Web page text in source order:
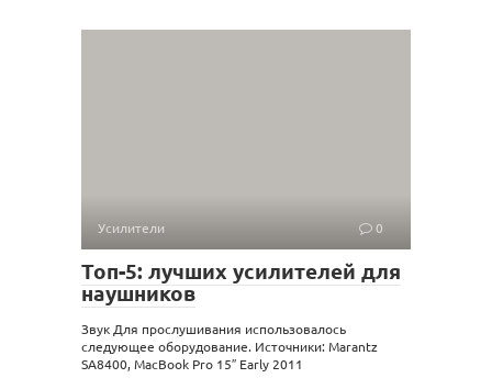
Усилители 0
Топ-5: лучших усилителей для
наушников
Звук Для прослушивания использовалось
следующее оборудование. Источники: Marantz
SA8400, MacBook Pro 15″ Early 2011